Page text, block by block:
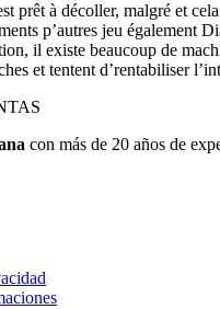
prêt à décoller, malgré et
p’autres jeu également
il existe beaucoup de
et tentent d’rentabiliser
con más de 20 años de